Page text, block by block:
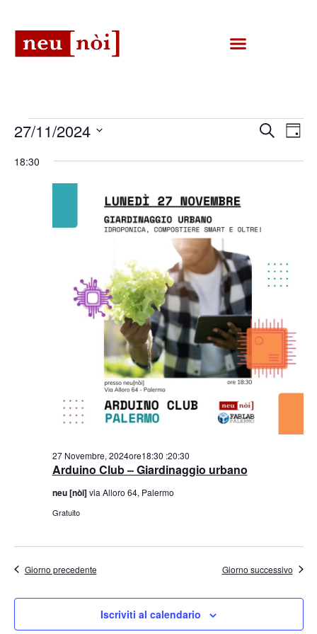
Eventi
e
Cerca
27/11/2024
la
data.
18:30
Arduino Club – Giardinaggio urbano
27 Novembre, 2024ore18:30 :20:30
neu [nòi]via Alloro 64, Palermo
Gratuito
Giorno precedente Giorno successivo
Iscriviti al calendario